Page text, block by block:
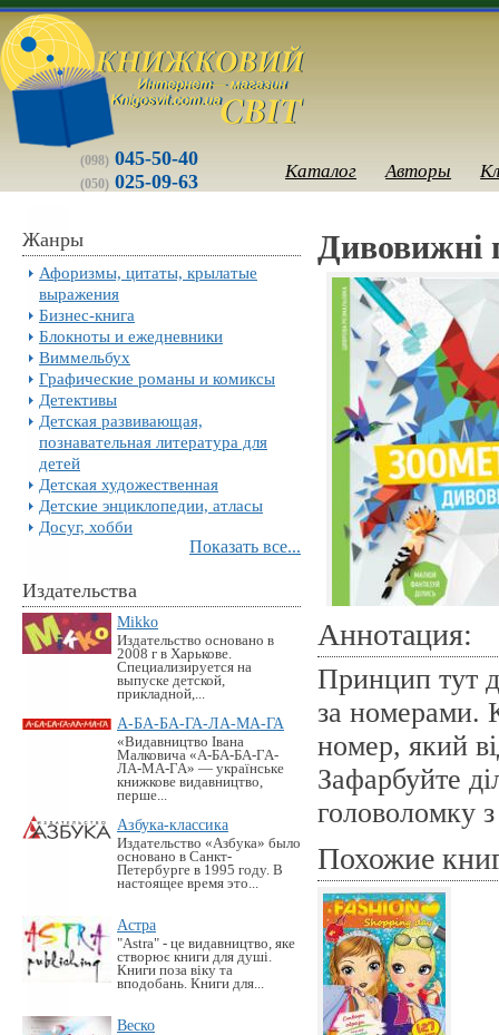
(098) 045-50-40
(050) 025-09-63 Каталог Авторы
Жанры
Афоризмы, цитаты, крылатые
выражения
Бизнес-книга
Блокноты и ежедневники
Виммельбух
Графические романы и комиксы
Детективы
Детская развивающая,
познавательная литература для
детей
Детская художественная
Детские энциклопедии, атласы
Досуг, хобби
Показать все...
Издательства
Mikko
Издательство основано в
2008 г в Харькове.
Специализируется на
выпуске детской,
прикладной,...
А-БА-БА-ГА-ЛА-МА-ГА
«Видавництво Івана
Малковича «А-БА-БА-ГА-
ЛА-МА-ГА» — українське
книжкове видавництво,
перше...
Азбука-классика
Издательство «Азбука» было
основано в Санкт-
Петербурге в 1995 году. В
настоящее время это...
Астра
"Astra" - це видавництво, яке
створює книги для душі.
Книги поза віку та
вподобань. Книги для...
Веско
Дивовижні
Аннотация:
Принцип тут
за номерами.
номер, який
Зафарбуйте
головоломку
Похожие